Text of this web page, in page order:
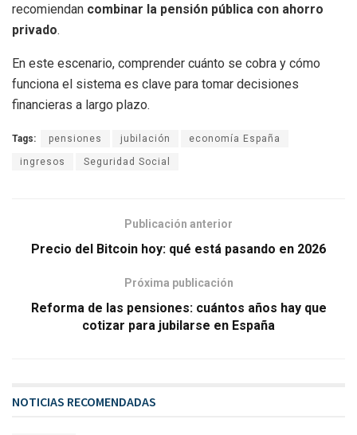
recomiendan combinar la pensión pública con ahorro
privado.
En este escenario, comprender cuánto se cobra y cómo
funciona el sistema es clave para tomar decisiones
financieras a largo plazo.
Tags: pensiones jubilación economía España
ingresos Seguridad Social
Publicación anterior
Precio del Bitcoin hoy: qué está pasando en 2026
Próxima publicación
Reforma de las pensiones: cuántos años hay que
cotizar para jubilarse en España
NOTICIAS RECOMENDADAS